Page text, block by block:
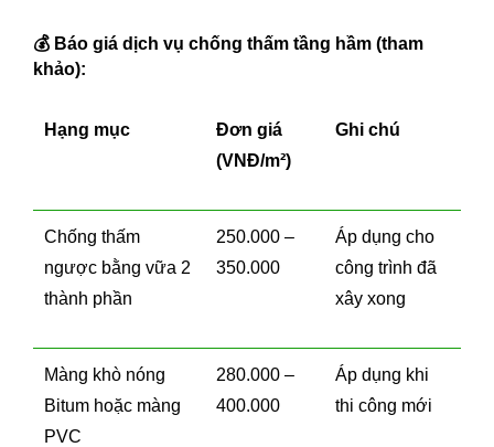
💰 Báo giá dịch vụ chống thấm tầng hầm (tham
khảo):
Hạng mục
Đơn giá
(VNĐ/m²)
Ghi chú
Chống thấm
ngược bằng vữa 2
thành phần
250.000 –
350.000
Áp dụng cho
công trình đã
xây xong
Màng khò nóng
Bitum hoặc màng
PVC
280.000 –
400.000
Áp dụng khi
thi công mới